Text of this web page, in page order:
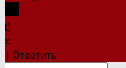
()
x
| Ответить